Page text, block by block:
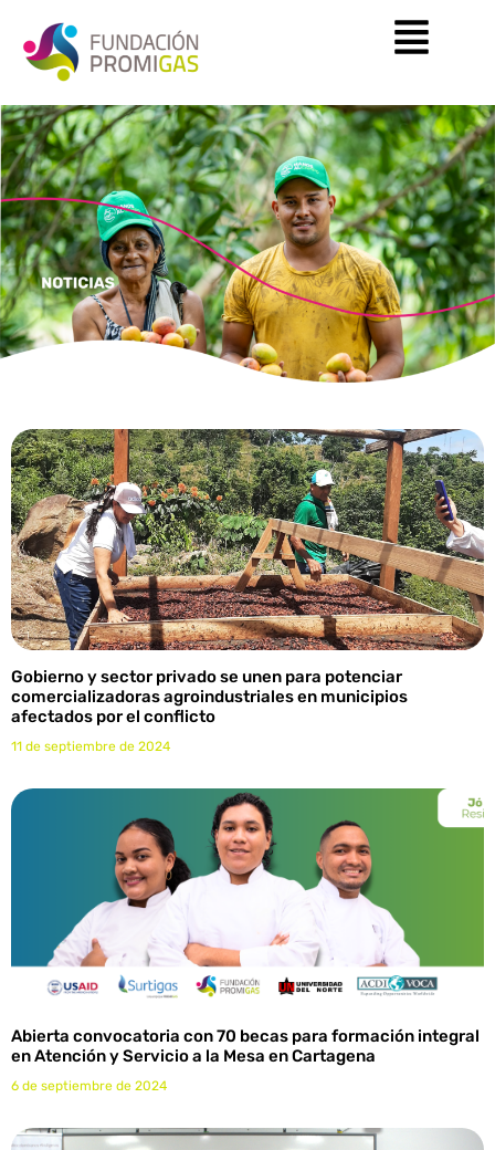
Gobierno y sector privado se unen para potenciar
comercializadoras agroindustriales en municipios
afectados por el conflicto
11 de septiembre de 2024
Abierta convocatoria con 70 becas para formación integral
en Atención y Servicio a la Mesa en Cartagena
6 de septiembre de 2024